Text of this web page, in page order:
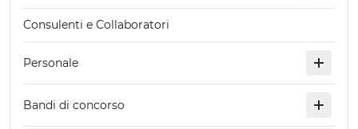
NATUR UND WELLNESS
ERLEBNISSE
EVENTS
Consulenti e Collaboratori
Personale
Bandi di concorso